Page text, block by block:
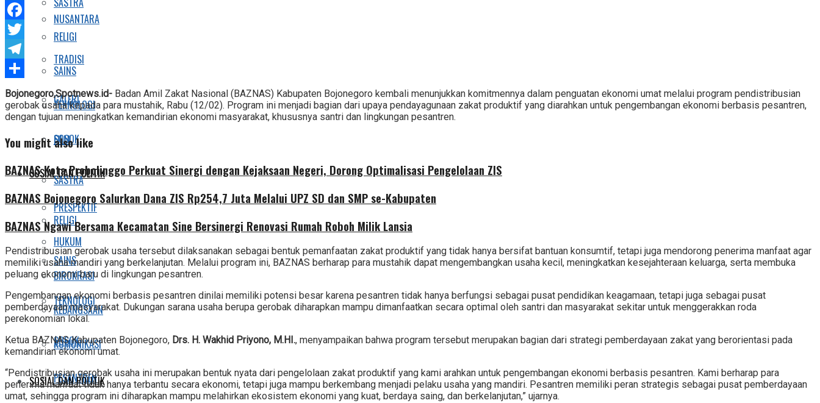
RELIGI
SAINS
TEKNOLOGI
SOSOK
SOSIAL DAN POLITIK
PRESPEKTIF
HUKUM
BIROKRASI
KEBANGSAAN
KOMUNIKASI
PESANTREN
NUSANTARA
TRADISI
GALERI
FILM
SASTRA
RELIGI
SAINS
TEKNOLOGI
SOSOK
SOSIAL DAN POLITIK
WhatsApp
Facebook
Twitter
Telegram
Share
Bojonegoro,Spotnews.id- Badan Amil Zakat Nasional (BAZNAS) Kabupaten Bojonegoro kembali menunjukkan komitmennya dalam penguatan ekonomi umat melalui program pendistribusian
gerobak usaha kepada para mustahik, Rabu (12/02). Program ini menjadi bagian dari upaya pendayagunaan zakat produktif yang diarahkan untuk pengembangan ekonomi berbasis pesantren,
dengan tujuan meningkatkan kemandirian ekonomi masyarakat, khususnya santri dan lingkungan pesantren.
You might also like
BAZNAS Kota Probolinggo Perkuat Sinergi dengan Kejaksaan Negeri, Dorong Optimalisasi Pengelolaan ZIS
BAZNAS Bojonegoro Salurkan Dana ZIS Rp254,7 Juta Melalui UPZ SD dan SMP se-Kabupaten
BAZNAS Ngawi Bersama Kecamatan Sine Bersinergi Renovasi Rumah Roboh Milik Lansia
Pendistribusian gerobak usaha tersebut dilaksanakan sebagai bentuk pemanfaatan zakat produktif yang tidak hanya bersifat bantuan konsumtif, tetapi juga mendorong penerima manfaat agar
memiliki usaha mandiri yang berkelanjutan. Melalui program ini, BAZNAS berharap para mustahik dapat mengembangkan usaha kecil, meningkatkan kesejahteraan keluarga, serta membuka
peluang ekonomi baru di lingkungan pesantren.
Pengembangan ekonomi berbasis pesantren dinilai memiliki potensi besar karena pesantren tidak hanya berfungsi sebagai pusat pendidikan keagamaan, tetapi juga sebagai pusat
pemberdayaan masyarakat. Dukungan sarana usaha berupa gerobak diharapkan mampu dimanfaatkan secara optimal oleh santri dan masyarakat sekitar untuk menggerakkan roda
perekonomian lokal.
Ketua BAZNAS Kabupaten Bojonegoro, Drs. H. Wakhid Priyono, M.HI., menyampaikan bahwa program tersebut merupakan bagian dari strategi pemberdayaan zakat yang berorientasi pada
kemandirian ekonomi umat.
“Pendistribusian gerobak usaha ini merupakan bentuk nyata dari pengelolaan zakat produktif yang kami arahkan untuk pengembangan ekonomi berbasis pesantren. Kami berharap para
penerima manfaat tidak hanya terbantu secara ekonomi, tetapi juga mampu berkembang menjadi pelaku usaha yang mandiri. Pesantren memiliki peran strategis sebagai pusat pemberdayaan
umat, sehingga program ini diharapkan mampu melahirkan ekosistem ekonomi yang kuat, berdaya saing, dan berkelanjutan,” ujarnya.